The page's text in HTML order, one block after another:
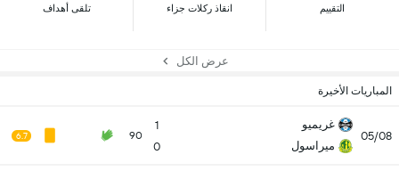
التقييم انقاذ ركلات جزاء تلقى أهداف
عرض الكل
المباريات الأخيرة
05/08
غريميو
ميراسول
1
0
90
6.7